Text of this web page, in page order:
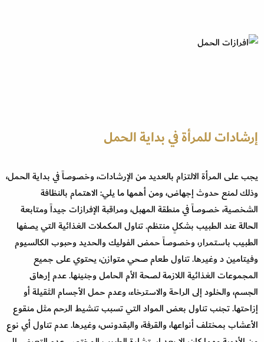
إرشادات للمرأة في بداية الحمل
يجب على المرأة الالتزام بالعديد من الإرشادات، وخصوصاً في بداية الحمل،
وذلك لمنع حدوث إجهاض، ومن أهمها ما يلي: الاهتمام بالنظافة
الشخصية، خصوصاً في منطقة المهبل، ومراقبة الإفرازات جيداً ومتابعة
الحالة عند الطبيب بشكلٍ منتظم. تناول المكملات الغذائية التي يصفها
الطبيب باستمرار، وخصوصاً حمض الفوليك والحديد وحبوب الكالسيوم
وفيتامين د وغيرها. تناول طعام صحي متوازن، يحتوي على جميع
المجموعات الغذائية اللازمة لصحة الأم الحامل وجنينها. عدم إرهاق
الجسم، والخلود إلى الراحة والاسترخاء، وعدم حمل الأجسام الثقيلة أو
إزاحتها. تجنب تناول بعض المواد التي تسبب تنشيط الرحم مثل منقوع
الأعشاب بمختلف أنواعها، والقرفة، والبقدونس، وغيرها. عدم تناول أي نوع